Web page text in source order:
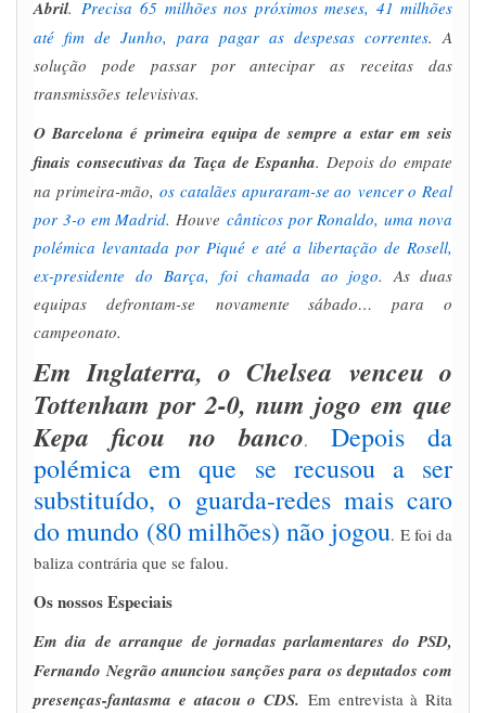
Abril. Precisa 65 milhões nos próximos meses, 41 milhões
até fim de Junho, para pagar as despesas correntes. A
solução pode passar por antecipar as receitas das
transmissões televisivas.
O Barcelona é primeira equipa de sempre a estar em seis
finais consecutivas da Taça de Espanha. Depois do empate
na primeira-mão,os catalães apuraram-se ao vencer o Real
por 3-o em Madrid. Houve cânticos por Ronaldo, uma nova
polémica levantada por Piqué e até a libertação de Rosell,
ex-presidente do Barça, foi chamada ao jogo. As duas
equipas defrontam-se novamente sábado… para o
campeonato.
Em Inglaterra, o Chelsea venceu o
Tottenham por 2-0, num jogo em que
Kepa ficou no banco. Depois da
polémica em que se recusou a ser
substituído, o guarda-redes mais caro
do mundo (80 milhões) não jogou. E foi da
baliza contrária que se falou.
Os nossos Especiais
Em dia de arranque de jornadas parlamentares do PSD,
Fernando Negrão anunciou sanções para os deputados com
presenças-fantasma e atacou o CDS. Em entrevista à Rita